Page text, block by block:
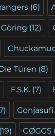
(6)
(12)
Türen (8)
F.S.K. (7)
Gonjasufi
(19) GØGGS